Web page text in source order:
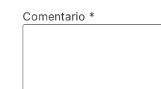
Comentario *